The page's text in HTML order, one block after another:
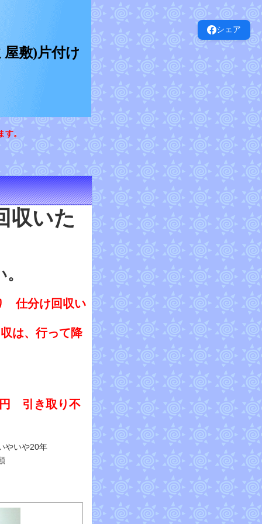
シェア
敷)片付け
す。
収いた
仕分け回収い
は、行って降
引き取り不
やいや20年